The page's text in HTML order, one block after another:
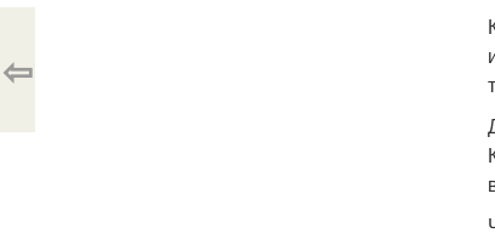
⇦